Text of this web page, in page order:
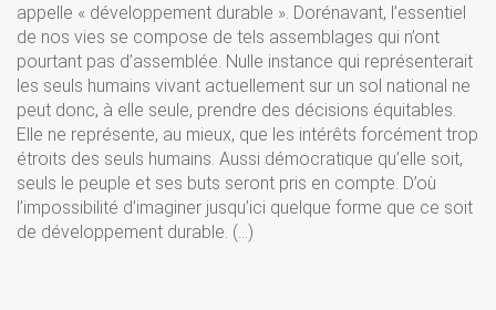
appelle « développement durable ». Dorénavant, l’essentiel
de nos vies se compose de tels assemblages qui n’ont
pourtant pas d’assemblée. Nulle instance qui représenterait
les seuls humains vivant actuellement sur un sol national ne
peut donc, à elle seule, prendre des décisions équitables.
Elle ne représente, au mieux, que les intérêts forcément trop
étroits des seuls humains. Aussi démocratique qu’elle soit,
seuls le peuple et ses buts seront pris en compte. D’où
l’impossibilité d’imaginer jusqu’ici quelque forme que ce soit
de développement durable. (…)